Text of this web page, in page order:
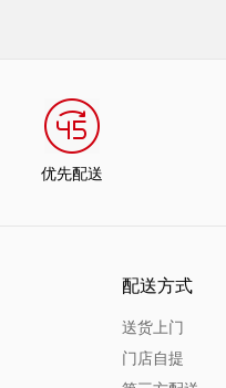
优先配送
配送方式
送货上门
门店自提